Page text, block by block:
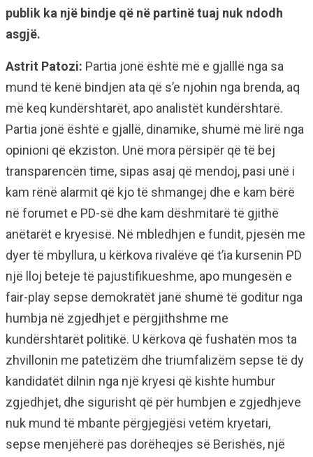
publik ka një bindje që në partinë tuaj nuk ndodh
asgjë.
Astrit Patozi: Partia jonë është më e gjalllë nga sa
mund të kenë bindjen ata që s’e njohin nga brenda, aq
më keq kundërshtarët, apo analistët kundërshtarë.
Partia jonë është e gjallë, dinamike, shumë më lirë nga
opinioni që ekziston. Unë mora përsipër që të bej
transparencën time, sipas asaj që mendoj, pasi unë i
kam rënë alarmit që kjo të shmangej dhe e kam bërë
në forumet e PD-së dhe kam dëshmitarë të gjithë
anëtarët e kryesisë. Në mbledhjen e fundit, pjesën me
dyer të mbyllura, u kërkova rivalëve që t’ia kursenin PD
një lloj beteje të pajustifikueshme, apo mungesën e
fair-play sepse demokratët janë shumë të goditur nga
humbja në zgjedhjet e përgjithshme me
kundërshtarët politikë. U kërkova që fushatën mos ta
zhvillonin me patetizëm dhe triumfalizëm sepse të dy
kandidatët dilnin nga një kryesi që kishte humbur
zgjedhjet, dhe sigurisht që për humbjen e zgjedhjeve
nuk mund të mbante përgjegjësi vetëm kryetari,
sepse menjëherë pas dorëheqjes së Berishës, një